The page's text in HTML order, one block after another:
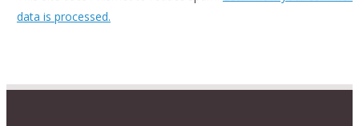
data is processed.